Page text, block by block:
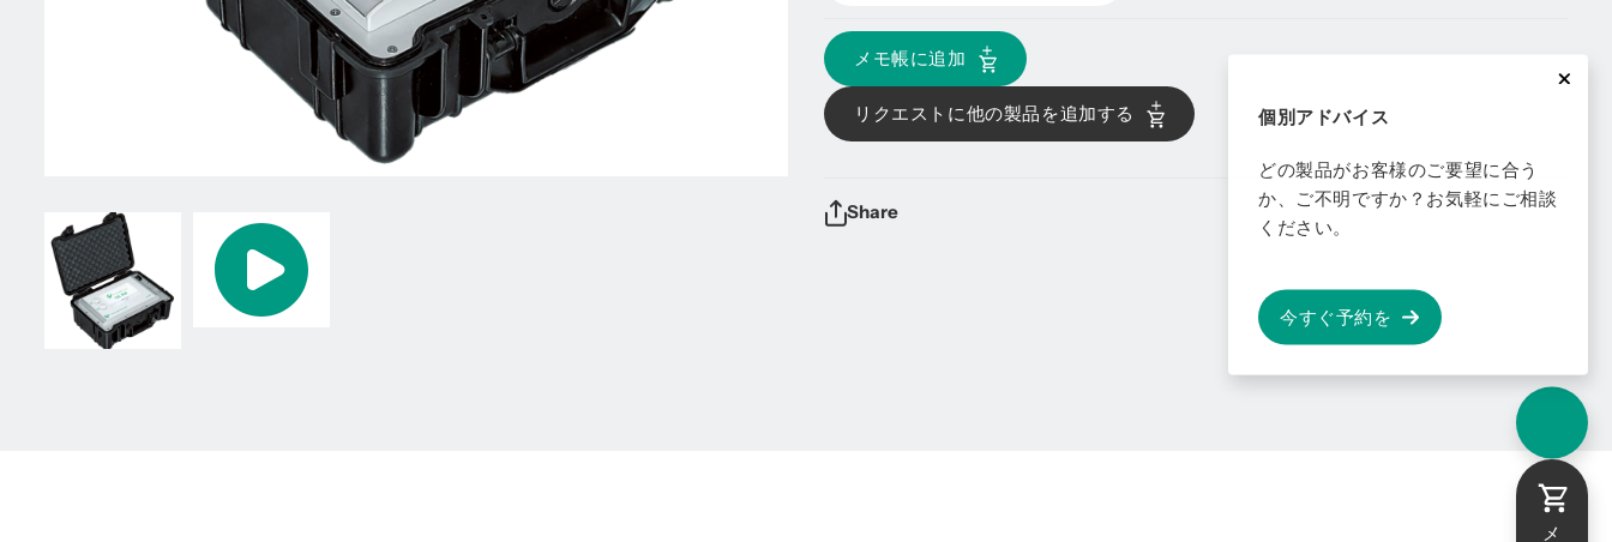
メモ帳に追加
リクエストに他の製品を追加する
Share
個別アドバイス
どの製品がお客様のご要望に合う
か、ご不明ですか？お気軽にご相談
ください。
今すぐ予約を
メモ帳